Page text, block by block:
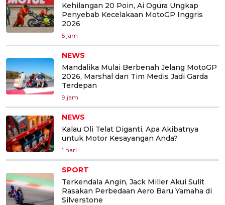
Kehilangan 20 Poin, Ai Ogura Ungkap
Penyebab Kecelakaan MotoGP Inggris
2026
5 jam
NEWS
Mandalika Mulai Berbenah Jelang MotoGP
2026, Marshal dan Tim Medis Jadi Garda
Terdepan
9 jam
NEWS
Kalau Oli Telat Diganti, Apa Akibatnya
untuk Motor Kesayangan Anda?
1 hari
SPORT
Terkendala Angin, Jack Miller Akui Sulit
Rasakan Perbedaan Aero Baru Yamaha di
Silverstone